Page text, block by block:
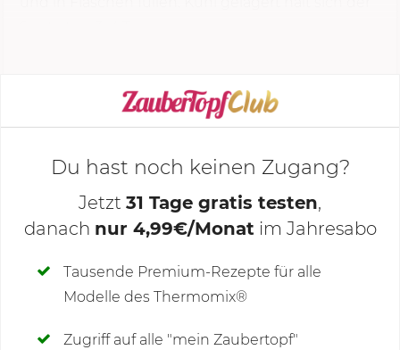
KOCHMODUS STARTEN
Deine Notizen
Du hast noch keinen Zugang?
Jetzt 31 Tage gratis testen,
danach nur 4,99€/Monat im Jahresabo
Tausende Premium-Rezepte für alle
Modelle des Thermomix®
Zugriff auf alle "mein Zaubertopf"